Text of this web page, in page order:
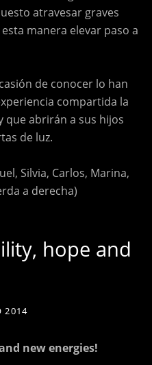
atravesar graves
manera elevar paso a
de conocer lo han
compartida la
que abrirán a sus hijos
de luz.
Silvia, Carlos, Marina,
a derecha)
hope and
2014
new energies!